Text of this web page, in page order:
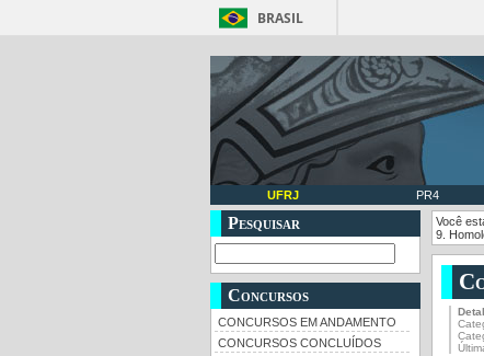
BRASIL
UFRJ PR4
Pesquisar
Concursos
CONCURSOS EM ANDAMENTO
CONCURSOS CONCLUÍDOS
Você
9.